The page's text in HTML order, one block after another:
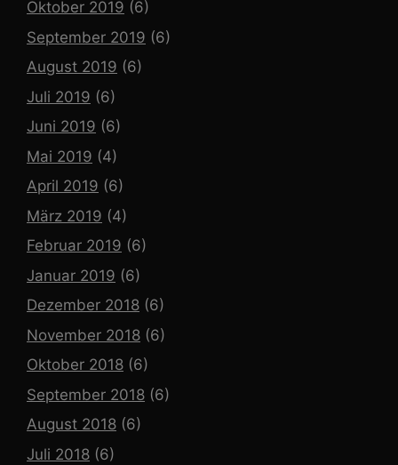
Oktober 2019 (6)
September 2019 (6)
August 2019 (6)
Juli 2019 (6)
Juni 2019 (6)
Mai 2019 (4)
April 2019 (6)
März 2019 (4)
Februar 2019 (6)
Januar 2019 (6)
Dezember 2018 (6)
November 2018 (6)
Oktober 2018 (6)
September 2018 (6)
August 2018 (6)
Juli 2018 (6)